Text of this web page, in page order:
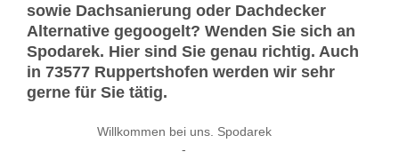
sowie Dachsanierung oder Dachdecker
Alternative gegoogelt? Wenden Sie sich an
Spodarek. Hier sind Sie genau richtig. Auch
in 73577 Ruppertshofen werden wir sehr
gerne für Sie tätig.
Willkommen bei uns. Spodarek
-